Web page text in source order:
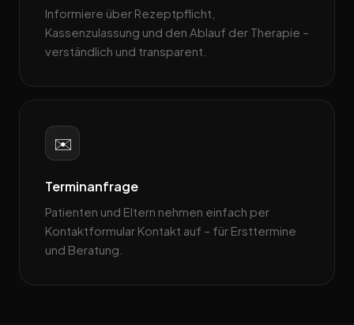
Informiere über Rezeptpflicht,
Kassenzulassung und den Ablauf der Therapie –
verständlich und transparent.
✉️
Terminanfrage
Patienten und Eltern nehmen einfach per
Kontaktformular Kontakt auf – für Ersttermine
und Beratung.